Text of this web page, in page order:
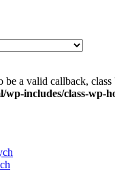
be a valid callback,
wp-includes/class-wp-